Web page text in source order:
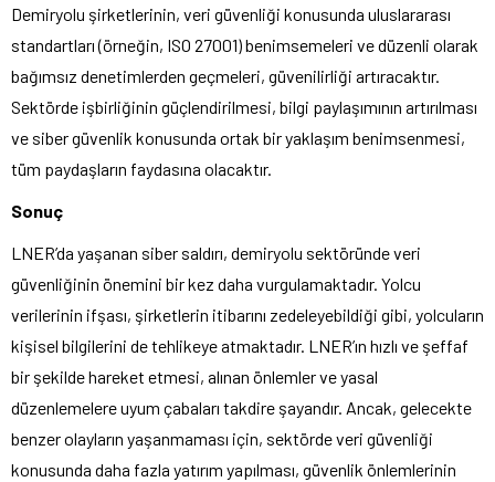
Demiryolu şirketlerinin, veri güvenliği konusunda uluslararası
standartları (örneğin, ISO 27001) benimsemeleri ve düzenli olarak
bağımsız denetimlerden geçmeleri, güvenilirliği artıracaktır.
Sektörde işbirliğinin güçlendirilmesi, bilgi paylaşımının artırılması
ve siber güvenlik konusunda ortak bir yaklaşım benimsenmesi,
tüm paydaşların faydasına olacaktır.
Sonuç
LNER’da yaşanan siber saldırı, demiryolu sektöründe veri
güvenliğinin önemini bir kez daha vurgulamaktadır. Yolcu
verilerinin ifşası, şirketlerin itibarını zedeleyebildiği gibi, yolcuların
kişisel bilgilerini de tehlikeye atmaktadır. LNER’ın hızlı ve şeffaf
bir şekilde hareket etmesi, alınan önlemler ve yasal
düzenlemelere uyum çabaları takdire şayandır. Ancak, gelecekte
benzer olayların yaşanmaması için, sektörde veri güvenliği
konusunda daha fazla yatırım yapılması, güvenlik önlemlerinin